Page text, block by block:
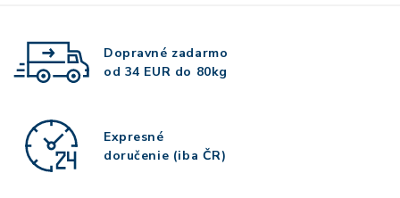
Dopravné zadarmo
od 34 EUR do 80kg
Expresné
doručenie (iba ČR)